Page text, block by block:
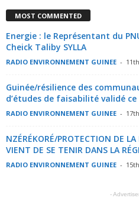
MOST COMMENTED
Energie : le Représentant du
Cheick Taliby SYLLA
RADIO ENVIRONNEMENT GUINEE -
Guinée/résilience des
d’études de faisabilité validé
RADIO ENVIRONNEMENT GUINEE -
NZÉRÉKORÉ/PROTECTION DE
VIENT DE SE TENIR DANS LA
RADIO ENVIRONNEMENT GUINEE -
-